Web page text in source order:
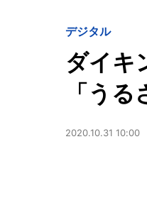
デジタル
ダイキ
「う
2020.10.31 10:00